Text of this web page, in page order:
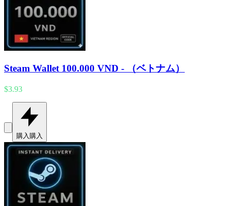
Steam Wallet 100.000 VND - （ベトナム）
$3.93
購入購入